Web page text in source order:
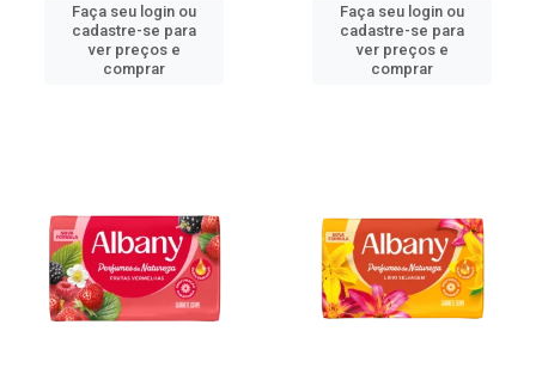
Faça seu login ou
cadastre-se para
ver preços e
comprar
Faça seu login ou
cadastre-se para
ver preços e
comprar